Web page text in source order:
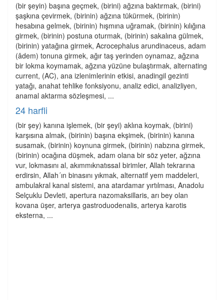
(bir şeyin) başına geçmek, (birini) ağzına baktırmak, (birini)
şaşkına çevirmek, (birinin) ağzına tükürmek, (birinin)
hesabına gelmek, (birinin) hışmına uğramak, (birinin) kılığına
girmek, (birinin) postuna oturmak, (birinin) sakalına gülmek,
(birinin) yatağına girmek, Acrocephalus arundinaceus, adam
(âdem) tonuna girmek, ağır taş yerinden oynamaz, ağzına
bir lokma koymamak, ağzına yüzüne bulaştırmak, alternating
current, (AC), ana izlenimlerinin etkisi, anadingil gezinti
yatağı, anahat tehlike fonksiyonu, analiz edici, analizliyen,
anamal aktarma sözleşmesi, ...
24 harfli
(bir şey) kanına işlemek, (bir şeyi) aklına koymak, (birini)
karşısına almak, (birinin) başına ekşimek, (birinin) kanına
susamak, (birinin) koynuna girmek, (birinin) nabzına girmek,
(birinin) ocağına düşmek, adam olana bir söz yeter, ağzına
vur, lokmasını al, akımmıknatıssaI birimler, Allah tekrarına
erdirsin, Allah´ın binasını yıkmak, alternatif yem maddeleri,
ambulakral kanal sistemi, ana atardamar yırtılması, Anadolu
Selçuklu Devleti, apertura nazomaksillaris, arı bey olan
kovana üşer, arterya gastroduodenalis, arterya karotis
eksterna, ...